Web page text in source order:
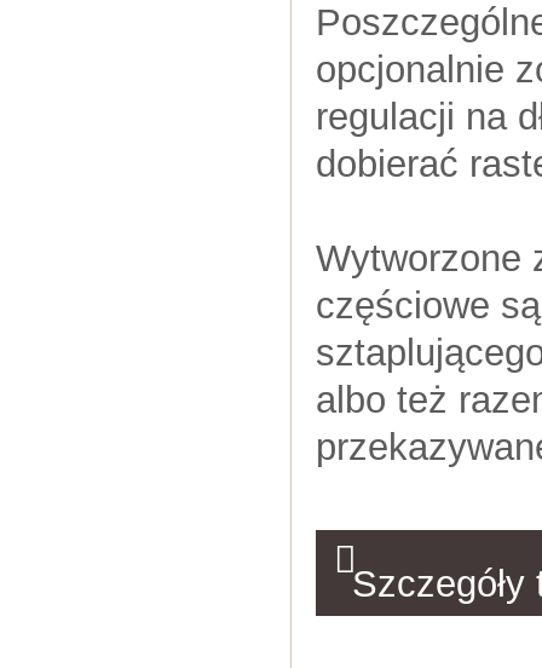
opcjonalnie
regulacji na
dobierać
Wytworzone
częściowe
albo też